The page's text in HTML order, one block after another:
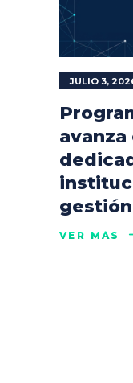
JULIO 3,
avanza
VER MÁS